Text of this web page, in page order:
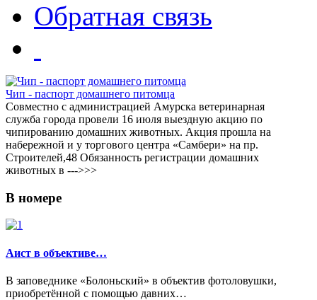
Обратная связь
Чип - паспорт домашнего питомца
Совместно с администрацией Амурска ветеринарная
служба города провели 16 июля выездную акцию по
чипированию домашних животных. Акция прошла на
набережной и у торгового центра «Самбери» на пр.
Строителей,48 Обязанность регистрации домашних
животных в --->>>
В номере
Аист в объективе…
В заповеднике «Болоньский» в объектив фотоловушки,
приобретённой с помощью давних…